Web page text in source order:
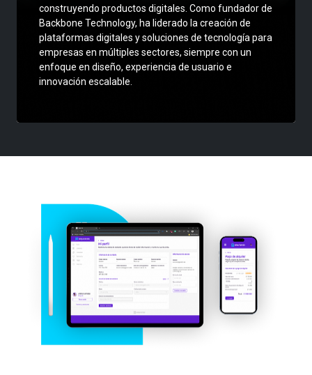
construyendo productos digitales. Como fundador de
Backbone Technology, ha liderado la creación de
plataformas digitales y soluciones de tecnología para
empresas en múltiples sectores, siempre con un
enfoque en diseño, experiencia de usuario e
innovación escalable.